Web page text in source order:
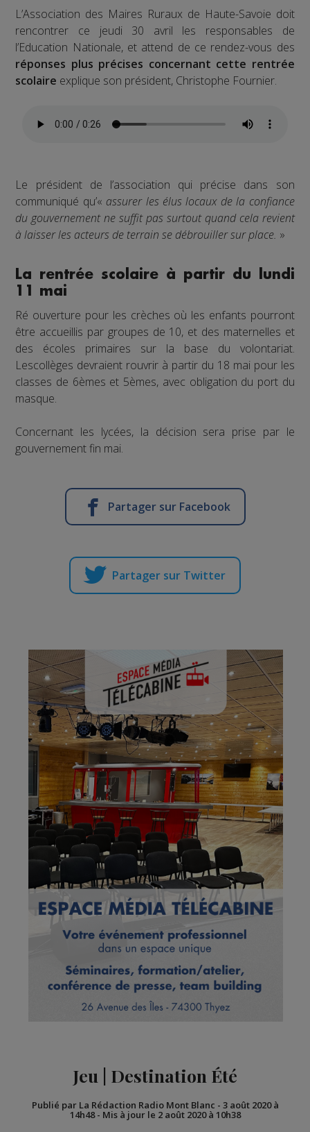
L’Association des Maires Ruraux de Haute-Savoie doit
rencontrer ce jeudi 30 avril les responsables de
l’Education Nationale, et attend de ce rendez-vous des
réponses plus précises concernant cette rentrée
scolaire explique son président, Christophe Fournier.
Le président de l’association qui précise dans son
communiqué qu’« assurer les élus locaux de la confiance
du gouvernement ne suffit pas surtout quand cela revient
à laisser les acteurs de terrain se débrouiller sur place. »
La rentrée scolaire à partir du lundi
11 mai
Ré ouverture pour les crèches où les enfants pourront
être accueillis par groupes de 10, et des maternelles et
des écoles primaires sur la base du volontariat.
Lescollèges devraient rouvrir à partir du 18 mai pour les
classes de 6èmes et 5èmes, avec obligation du port du
masque.
Concernant les lycées, la décision sera prise par le
gouvernement fin mai.
Partager sur Facebook
Partager sur Twitter
Jeu | Destination Été
Publié par La Rédaction Radio Mont Blanc - 3 août 2020 à
14h48- Mis à jour le 2 août 2020 à 10h38